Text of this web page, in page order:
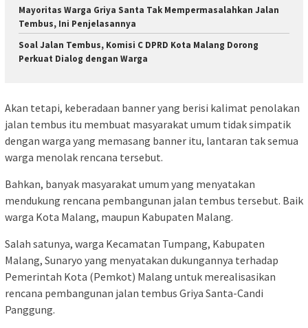
Mayoritas Warga Griya Santa Tak Mempermasalahkan Jalan
Tembus, Ini Penjelasannya
Soal Jalan Tembus, Komisi C DPRD Kota Malang Dorong
Perkuat Dialog dengan Warga
Akan tetapi, keberadaan banner yang berisi kalimat penolakan
jalan tembus itu membuat masyarakat umum tidak simpatik
dengan warga yang memasang banner itu, lantaran tak semua
warga menolak rencana tersebut.
Bahkan, banyak masyarakat umum yang menyatakan
mendukung rencana pembangunan jalan tembus tersebut. Baik
warga Kota Malang, maupun Kabupaten Malang.
Salah satunya, warga Kecamatan Tumpang, Kabupaten
Malang, Sunaryo yang menyatakan dukungannya terhadap
Pemerintah Kota (Pemkot) Malang untuk merealisasikan
rencana pembangunan jalan tembus Griya Santa-Candi
Panggung.